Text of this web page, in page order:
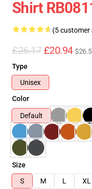
Shirt
(5 customer
£26.17 £20.94
Type
Unisex
Color
Default
Size
S
M L XL